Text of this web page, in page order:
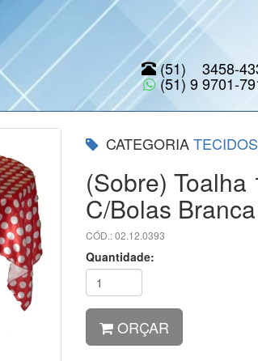
(51) 3458-
(51) 9 9701-
CATEGORIATECIDOS
(Sobre) Toalha
C/Bolas
CÓD.: 02.12.0393
Quantidade:
ORÇAR